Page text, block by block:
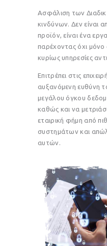
Aσφάλιση των
κινδύνων. Δεν είναι
προϊόν, είναι ένα
παρέχοντας όχι μόνο
κυρίως υπηρεσίες
Επιτρέπει στις
αυξανόμενη ευθύνη
μεγάλου όγκου
καθώς και να
εταιρική φήμη από
συστημάτων και
αυτών.